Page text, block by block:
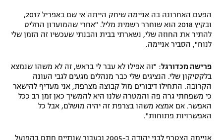
תקנון עבור פעילות ספורט 1 – "מרלן"
תנאי שימוש
מדיניות פרטיות
תקנון פעילות ספורט 1
בייסבול MLB
ספורט אתגרי ואקסטרים
גיימינג E-Sports
הפעם האחרונה בה אניימה שיחק הייתה אי שם באפריל 2017,
ובקיץ 2018 הוא שוחרר רשמית מליל. "אחרי שהמועדון החליט
להתיר את החוזה שלי, נשארתי בבית והבנתי שעכשיו זה הזמן שלי
לנוח", הסביר אניימה.
פרישה מכדורגל: "זה אפילו לא עבר לי בראש, זה לא משהו שנמצא
בלקסיקון שלי. הנציגים שלי כבר מנהלים מגעים לגבי העונה
הקרובה. התחילו דיבורים מול קבוצה מצרפת, אני מעדיף להישאר
כי משפחתי גרה פה והמטרה שלנו היא להמשיך כאן זמן רב ככל
האפשר. אם אמצא משהו בצרפת זה יהיה מושלם, אבל כל
האפשרויות פתוחות".
אניימה הצטרף לבני יהודה ב-2005 וכעבור שנתיים חתם בהפועל